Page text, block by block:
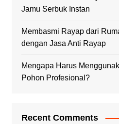
Jamu Serbuk Instan
Membasmi Rayap dari
dengan Jasa Anti Rayap
Mengapa Harus
Pohon Profesional?
Recent Comments